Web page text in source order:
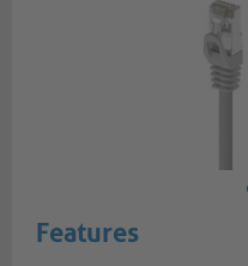
Features